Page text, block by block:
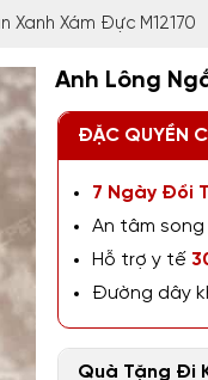
Xanh Xám Đực M12170
Anh Lông
ĐẶC QUYỀN
7 Ngày Đổi
An tâm song
Hỗ trợ y tế
Đường dây
Quà Tặng Đi